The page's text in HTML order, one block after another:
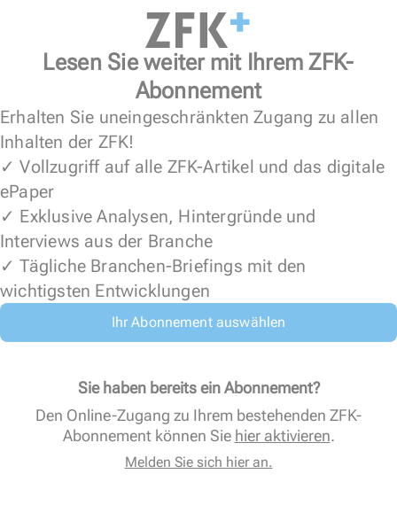
Lesen Sie weiter mit Ihrem ZFK-
Abonnement
Erhalten Sie uneingeschränkten Zugang zu allen
Inhalten der ZFK!
✓ Vollzugriff auf alle ZFK-Artikel und das digitale
ePaper
✓ Exklusive Analysen, Hintergründe und
Interviews aus der Branche
✓ Tägliche Branchen-Briefings mit den
wichtigsten Entwicklungen
Ihr Abonnement auswählen
Sie haben bereits ein Abonnement?
Den Online-Zugang zu Ihrem bestehenden ZFK-
Abonnement können Sie hier aktivieren.
Melden Sie sich hier an.